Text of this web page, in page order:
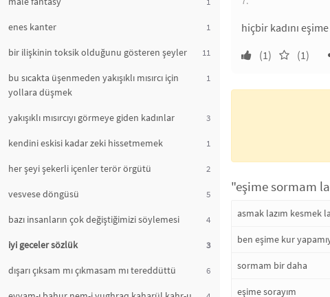
enes kanter 1
bir ilişkinin toksik olduğunu gösteren şeyler 11
bu sıcakta üşenmeden yakışıklı mısırcı için
yollara düşmek
1
yakışıklı mısırcıyı görmeye giden kadınlar 3
kendini eskisi kadar zeki hissetmemek 1
her şeyi şekerli içenler terör örgütü 2
vesvese döngüsü 5
bazı insanların çok değiştiğimizi söylemesi 4
iyi geceler sözlük 3
dışarı çıksam mı çıkmasam mı tereddüttü 6
hiçbir kadını
(1)
(1)
"eşime sormam
asmak lazım kesmek
ben eşime kur
sormam bir daha
eşime sorayım